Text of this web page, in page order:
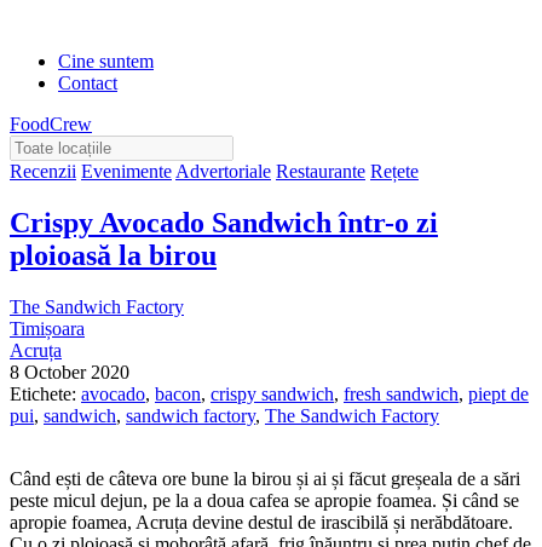
Cine suntem
Contact
FoodCrew
Recenzii Evenimente Advertoriale Restaurante Rețete
Crispy Avocado Sandwich într-o zi
ploioasă la birou
The Sandwich Factory
Timișoara
Acruța
8 October 2020
Etichete: avocado, bacon, crispy sandwich, fresh sandwich, piept de
pui, sandwich, sandwich factory, The Sandwich Factory
Când ești de câteva ore bune la birou și ai și făcut greșeala de a sări
peste micul dejun, pe la a doua cafea se apropie foamea. Și când se
apropie foamea, Acruța devine destul de irascibilă și nerăbdătoare.